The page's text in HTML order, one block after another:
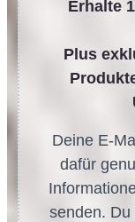
Erhalte
Plus
Deine E-
dafür
senden.